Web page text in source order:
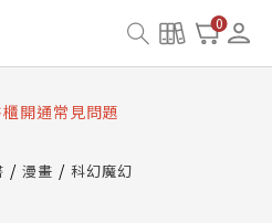
0
升級重要說明及資產合併結果
閱讀資產合併與書櫃開通申請
櫃開通常見問題
升級重要說明及資產合併結果
漫畫
科幻魔幻